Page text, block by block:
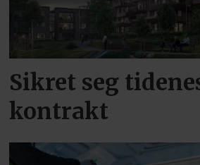
Sikret seg
kontrakt